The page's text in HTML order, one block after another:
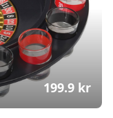
199.9 kr